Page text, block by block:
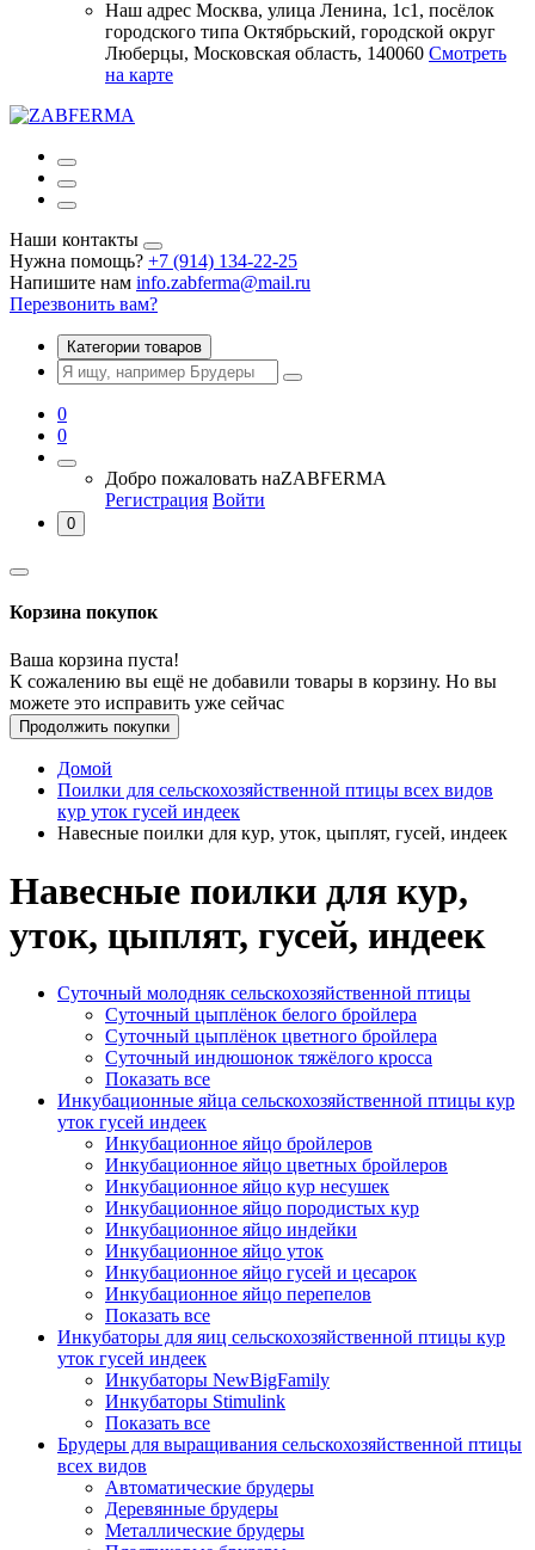
Наш адрес Москва, улица Ленина, 1с1, посёлок
городского типа Октябрьский, городской округ
Люберцы, Московская область, 140060 Смотреть
на карте
Наши контакты
Нужна помощь? +7 (914) 134-22-25
Напишите нам info.zabferma@mail.ru
Перезвонить вам?
Категории товаров
0
0
Добро пожаловать наZABFERMA
Регистрация Войти
0
Корзина покупок
Ваша корзина пуста!
К сожалению вы ещё не добавили товары в корзину. Но вы
можете это исправить уже сейчас
Продолжить покупки
Домой
Поилки для сельскохозяйственной птицы всех видов
кур уток гусей индеек
Навесные поилки для кур, уток, цыплят, гусей, индеек
Навесные поилки для кур,
уток, цыплят, гусей, индеек
Суточный молодняк сельскохозяйственной птицы
Суточный цыплёнок белого бройлера
Суточный цыплёнок цветного бройлера
Суточный индюшонок тяжёлого кросса
Показать все
Инкубационные яйца сельскохозяйственной птицы кур
уток гусей индеек
Инкубационное яйцо бройлеров
Инкубационное яйцо цветных бройлеров
Инкубационное яйцо кур несушек
Инкубационное яйцо породистых кур
Инкубационное яйцо индейки
Инкубационное яйцо уток
Инкубационное яйцо гусей и цесарок
Инкубационное яйцо перепелов
Показать все
Инкубаторы для яиц сельскохозяйственной птицы кур
уток гусей индеек
Инкубаторы NewBigFamily
Инкубаторы Stimulink
Показать все
Брудеры для выращивания сельскохозяйственной птицы
всех видов
Автоматические брудеры
Деревянные брудеры
Металлические брудеры